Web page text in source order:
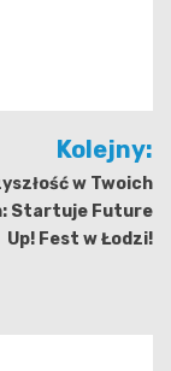
Kolejny:
w Twoich
Startuje Future
Up! Fest w Łodzi!